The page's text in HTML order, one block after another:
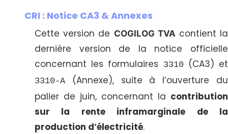
CRI : Notice CA3 & Annexes
Cette version de COGILOG TVAcontient la
dernière version de la notice officielle
concernant les formulaires
3310(CA3) et
3310-A
(Annexe), suite à l’ouverture du
palier de juin, concernant la contribution
sur la rente inframarginale de la
production d’électricité.